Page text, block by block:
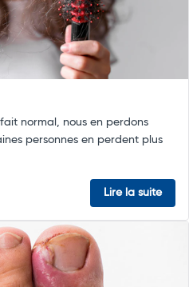
normal, nous en perdons
personnes en perdent plus
Lire la suite